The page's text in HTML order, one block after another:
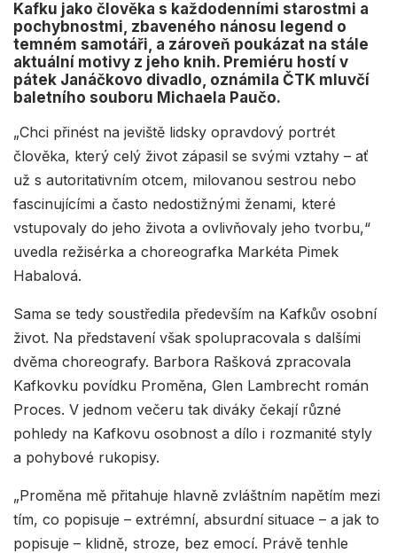
Kafku jako člověka s každodenními starostmi a
pochybnostmi, zbaveného nánosu legend o
temném samotáři, a zároveň poukázat na stále
aktuální motivy z jeho knih. Premiéru hostí v
pátek Janáčkovo divadlo, oznámila ČTK mluvčí
baletního souboru Michaela Paučo.
„Chci přinést na jeviště lidsky opravdový portrét
člověka, který celý život zápasil se svými vztahy – ať
už s autoritativním otcem, milovanou sestrou nebo
fascinujícími a často nedostižnými ženami, které
vstupovaly do jeho života a ovlivňovaly jeho tvorbu,“
uvedla režisérka a choreografka Markéta Pimek
Habalová.
Sama se tedy soustředila především na Kafkův osobní
život. Na představení však spolupracovala s dalšími
dvěma choreografy. Barbora Rašková zpracovala
Kafkovku povídku Proměna, Glen Lambrecht román
Proces. V jednom večeru tak diváky čekají různé
pohledy na Kafkovu osobnost a dílo i rozmanité styly
a pohybové rukopisy.
„Proměna mě přitahuje hlavně zvláštním napětím mezi
tím, co popisuje – extrémní, absurdní situace – a jak to
popisuje – klidně, stroze, bez emocí. Právě tenhle